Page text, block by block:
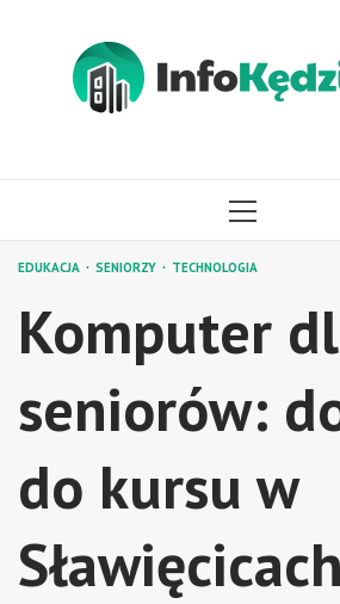
PRIMARY
EDUKACJA SENIORZY TECHNOLOGIA
Komputer
seniorów:
do kursu w